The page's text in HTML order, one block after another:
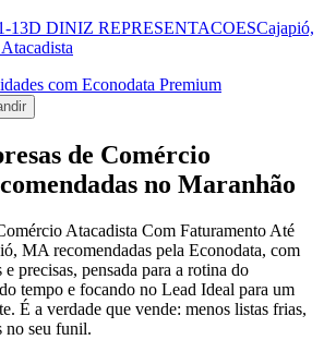
13D DINIZ REPRESENTACOESCajapió,
com Econodata Premium
de Comércio
no Maranhão
Atacadista Com Faturamento Até
MA recomendadas pela Econodata, com
precisas, pensada para a rotina do
tempo e focando no Lead Ideal para um
É a verdade que vende: menos listas frias,
no seu funil.